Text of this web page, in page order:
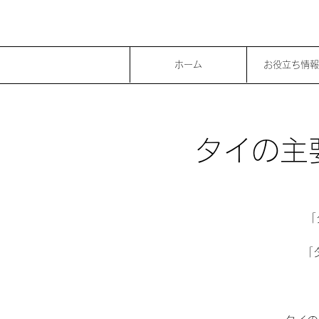
ホーム お役立ち情
タイの主